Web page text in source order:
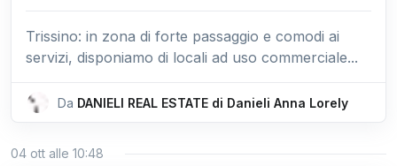
Trissino: in zona di forte passaggio e comodi ai
servizi, disponiamo di locali ad uso commerciale...
Da DANIELI REAL ESTATE di Danieli Anna Lorely
04 ott alle 10:48